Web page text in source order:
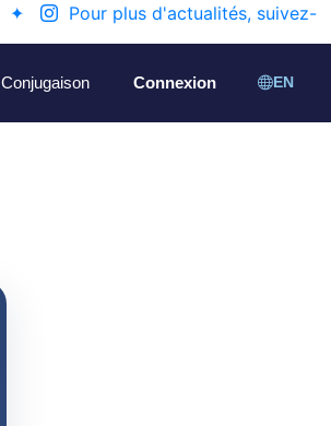
✦
Pour plus d'actualités, suivez-
Conjugaison Connexion EN